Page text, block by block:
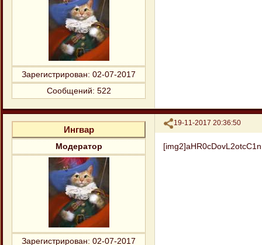
Зарегистрирован: 02-07-2017
Сообщений: 522
Поделиться
19-11-2017 20:36:50
Ингвар
Модератор
Зарегистрирован: 02-07-2017